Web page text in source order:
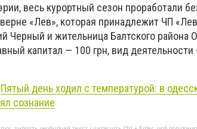
весь курортный сезон проработали
«Лев», которая принадлежит ЧП
Черный и жительница Балтского района
капитал — 100 грн, вид
Пятый день ходил с температурой: в
сознание